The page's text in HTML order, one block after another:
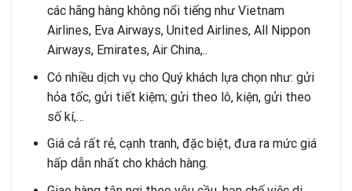
các hãng hàng không nổi tiếng như Vietnam
Airlines, Eva Airways, United Airlines, All Nippon
Airways, Emirates, Air China,..
Có nhiều dịch vụ cho Quý khách lựa chọn như: gửi
hỏa tốc, gửi tiết kiệm; gửi theo lô, kiện, gửi theo
số kí,…
Giá cả rất rẻ, cạnh tranh, đặc biệt, đưa ra mức giá
hấp dẫn nhất cho khách hàng.